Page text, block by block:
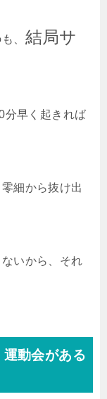
、 結局サ
分早く起きれば
細から抜け出
いから、それ
動会がある